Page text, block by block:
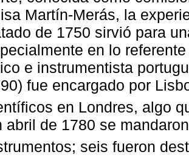
Martín-Merás, la
de 1750 sirvió para
en lo
e instrumentista
fue encargado por
en Londres, algo
abril de 1780 se
seis fueron